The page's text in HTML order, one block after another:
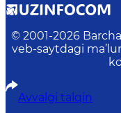
© 2001-2026
veb-saytdagi
Avvalgi talqin